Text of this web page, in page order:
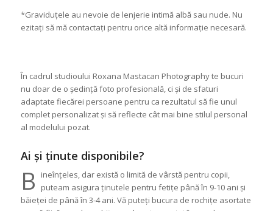
*Graviduțele au nevoie de lenjerie intimă albă sau nude. Nu
ezitați să mă contactați pentru orice altă informație necesară.
În cadrul studioului Roxana Mastacan Photography te bucuri
nu doar de o ședință foto profesională, ci și de sfaturi
adaptate fiecărei persoane pentru ca rezultatul să fie unul
complet personalizat și să reflecte cât mai bine stilul personal
al modelului pozat.
Ai și ținute disponibile?
B
ineînțeles, dar există o limită de vârstă pentru copii,
puteam asigura ținutele pentru fetițe până în 9-10 ani și
băieței de până în 3-4 ani. Vă puteți bucura de rochițe asortate